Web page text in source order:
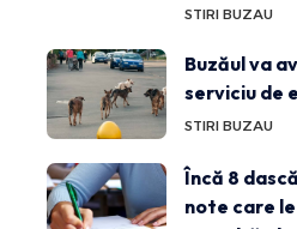
STIRI BUZAU
Buzăul va
serviciu de
STIRI BUZAU
Încă 8
note care